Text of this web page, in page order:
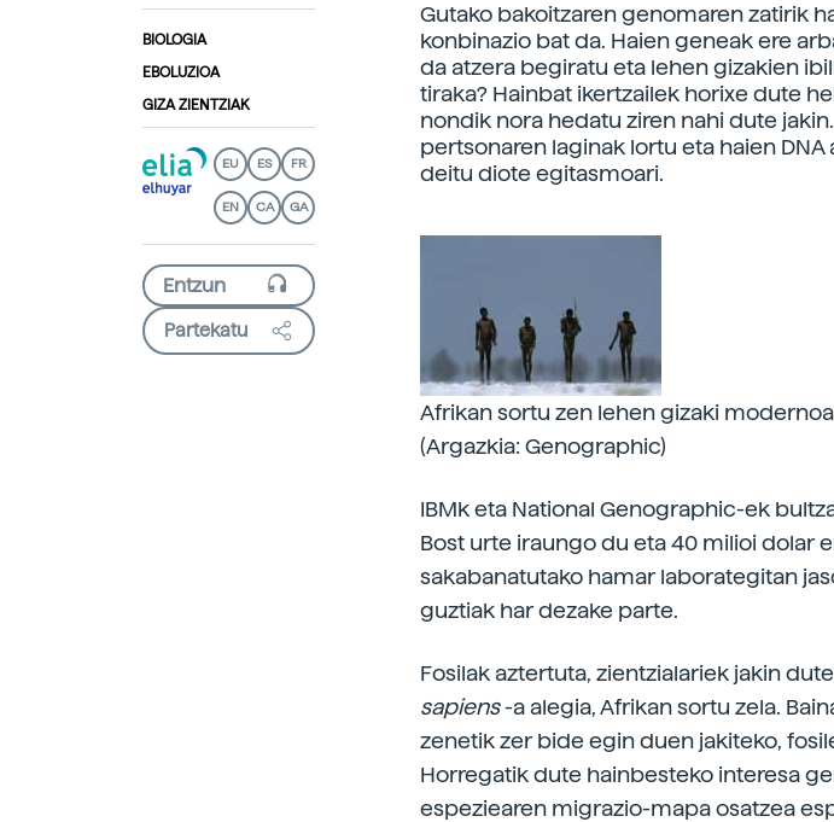
BIOLOGIA
EBOLUZIOA
GIZA ZIENTZIAK
EU ES FR
EN CA GA
Partekatu
Gutako bakoitzaren genomaren zatirik
konbinazio bat da. Haien geneak ere
da atzera begiratu eta lehen gizakien
tiraka? Hainbat ikertzailek horixe dute
nondik nora hedatu ziren nahi dute
pertsonaren laginak lortu eta haien
deitu diote egitasmoari.
Afrikan sortu zen lehen gizaki
(Argazkia: Genographic)
IBMk eta National Genographic-ek
Bost urte iraungo du eta 40 milioi dolar
sakabanatutako hamar laborategitan
guztiak har dezake parte.
Fosilak aztertuta, zientzialariek jakin
sapiens-a alegia, Afrikan sortu zela.
zenetik zer bide egin duen jakiteko,
Horregatik dute hainbesteko interesa
espeziearen migrazio-mapa osatzea